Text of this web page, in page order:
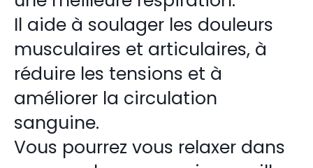
Il aide à soulager les douleurs
musculaires et articulaires, à
réduire les tensions et à
améliorer la circulation
sanguine.
Vous pourrez vous relaxer dans